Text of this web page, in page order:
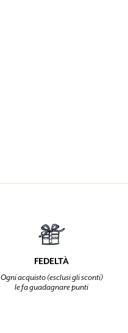
FEDELTÀ
Ogni acquisto (esclusi gli sconti)
le fa guadagnare punti